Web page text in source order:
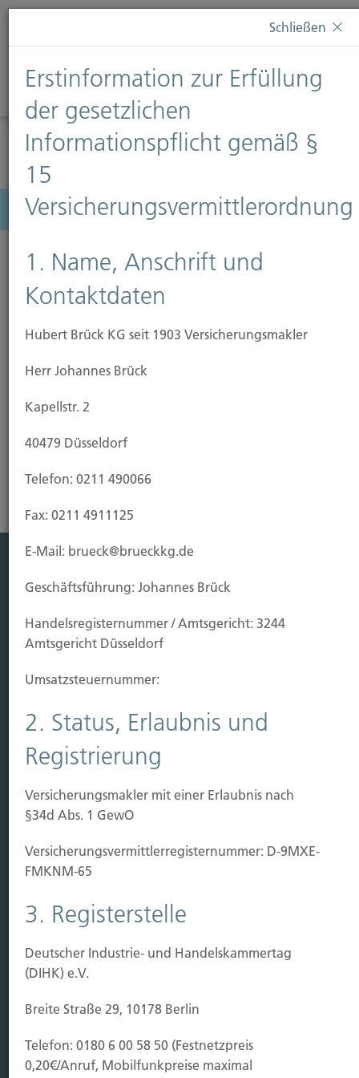
Diese Webseite verwendet Cookies. Wenn Sie weiterhin
Informationen finden Sie auf unserer SeiteDatenschutz
Diese Nachricht nicht erneut anzeigen
Menü
Riester-Rente
Leistung
Vorsorgen
Sichern
Kauf Grundstück
Baufertigstellung/Hauskauf
Schaden
Kontakt
Hubert Brück KG
Telefon:0211-490066 |Fax: 0211-4911125 |
brueck@brueckkg.de
Kontaktformular
© Hubert Brück KG
Schließen
Erstinformation zur Erfüllung
der gesetzlichen
Informationspflicht gemäß §
15
Versicherungsvermittlerordnung
1. Name, Anschrift und
Kontaktdaten
Hubert Brück KG seit 1903 Versicherungsmakler
Herr Johannes Brück
Kapellstr. 2
40479 Düsseldorf
Telefon: 0211 490066
Fax: 0211 4911125
E-Mail: brueck@brueckkg.de
Geschäftsführung: Johannes Brück
Handels­registernummer / Amtsgericht: 3244
Amtsgericht Düsseldorf
Umsatzsteuer­nummer:
2. Status, Erlaubnis und
Registrierung
Versicherungsmakler mit einer Erlaubnis nach
§34d Abs. 1 GewO
Versicherungs­vermittler­registernummer: D-9MXE-
FMKNM-65
3. Registerstelle
Deutscher Industrie- und Handelskammertag
(DIHK) e.V.
Breite Straße 29, 10178 Berlin
Telefon: 0180 6 00 58 50 (Festnetzpreis
0,20€/Anruf, Mobilfunkpreise maximal